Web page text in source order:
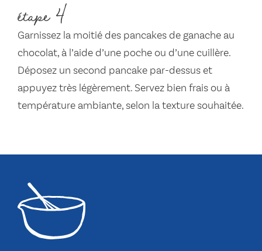
étape 4
Garnissez la moitié des pancakes de ganache au
chocolat, à l’aide d’une poche ou d’une cuillère.
Déposez un second pancake par-dessus et
appuyez très légèrement. Servez bien frais ou à
température ambiante, selon la texture souhaitée.